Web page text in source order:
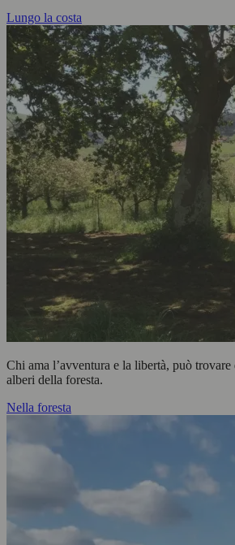
Lungo la costa
Chi ama l’avventura e la libertà, può
alberi della foresta.
Nella foresta